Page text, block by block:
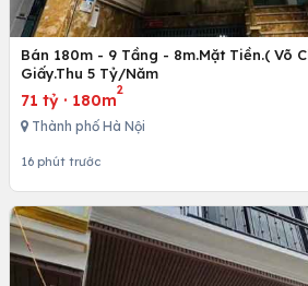
Bán 180m - 9 Tầng - 8m.Mặt Tiền.( Võ
Giấy.Thu 5 Tỷ/Năm
71 tỷ · 180m
2
Thành phố Hà Nội
16 phút trước